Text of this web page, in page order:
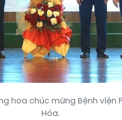
hoa chúc mừng Bệnh viện
Hóa.